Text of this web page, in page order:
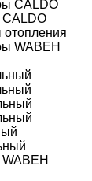
CALDO
отопления
WABEH